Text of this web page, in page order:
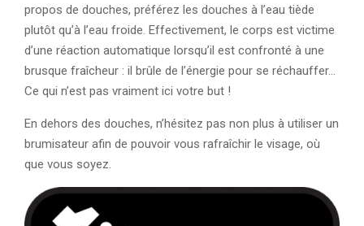
propos de douches, préférez les douches à l’eau tiède
plutôt qu’à l’eau froide. Effectivement, le corps est victime
d’une réaction automatique lorsqu’il est confronté à une
brusque fraîcheur : il brûle de l’énergie pour se réchauffer…
Ce qui n’est pas vraiment ici votre but !
En dehors des douches, n’hésitez pas non plus à utiliser un
brumisateur afin de pouvoir vous rafraîchir le visage, où
que vous soyez.